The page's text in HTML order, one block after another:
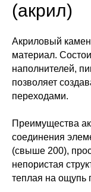
(акрил)
Акриловый
материал.
наполнителей,
позволяет
переходами.
Преимущества
соединения
(свыше 200),
непористая
теплая на ощупь